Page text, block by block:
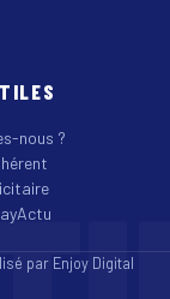
nous ?
par Enjoy Digital